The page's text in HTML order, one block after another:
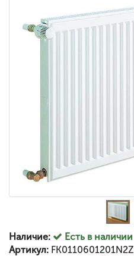
Наличие:
Есть в наличии
Артикул: FK0110601201N2Z